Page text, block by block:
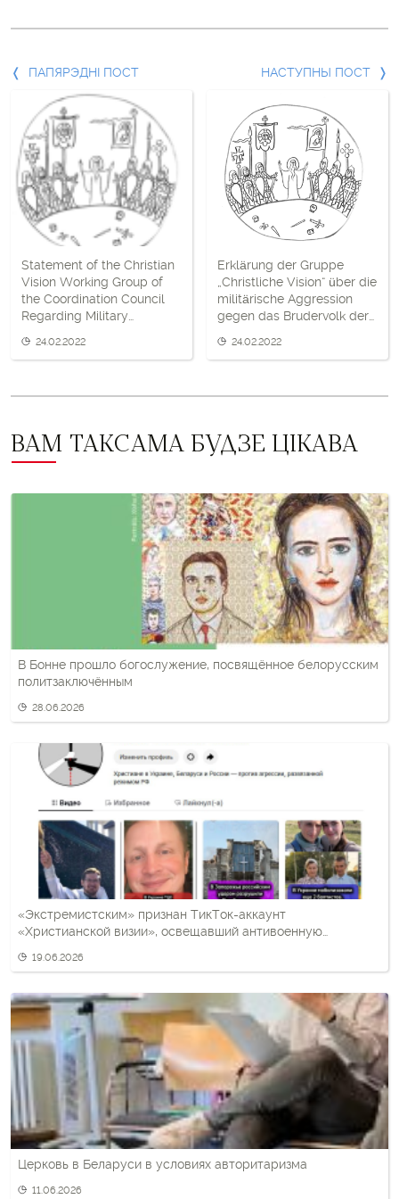
Папярэдні
пост
наступны
пост
ПАПЯРЭДНІ ПОСТ
Statement of the Christian
Vision Working Group of
the Coordination Council
Regarding Military
Fraternal Ukraine and
24.02.2022
НАСТУПНЫ ПОСТ
Erklärung der Gruppe
„Christliche Vision“ über die
militärische Aggression
gegen das Brudervolk der
Beteiligung des Regimes
24.02.2022
ВАМ ТАКСАМА БУДЗЕ ЦІКАВА
В Бонне прошло богослужение, посвящённое белорусским
политзаключённым
28.06.2026
«Экстремистским» признан ТикТок-аккаунт
«Христианской визии», освещавший антивоенную
19.06.2026
Церковь в Беларуси в условиях авторитаризма
11.06.2026